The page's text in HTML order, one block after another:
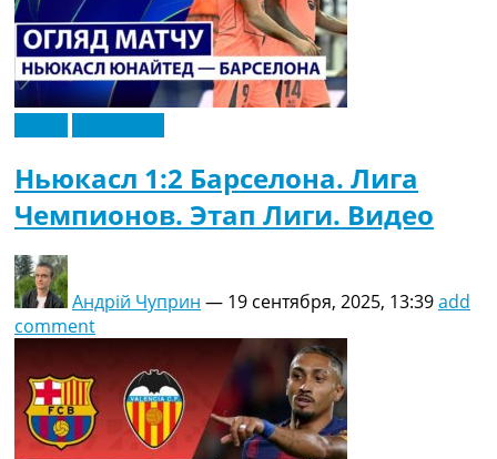
Ньюкасл 1:2 Барселона. Лига
Чемпионов. Этап Лиги. Видео
Андрій Чуприн — 19 сентября, 2025, 13:39add
comment